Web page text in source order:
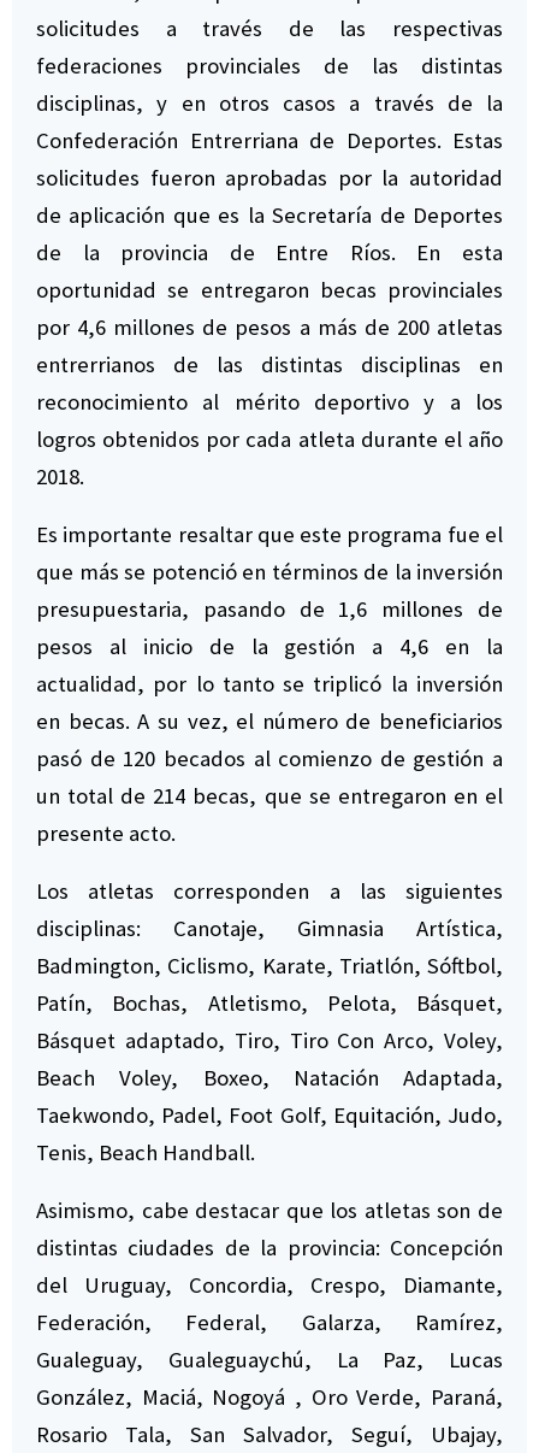
solicitudes a través de las respectivas
federaciones provinciales de las distintas
disciplinas, y en otros casos a través de la
Confederación Entrerriana de Deportes. Estas
solicitudes fueron aprobadas por la autoridad
de aplicación que es la Secretaría de Deportes
de la provincia de Entre Ríos. En esta
oportunidad se entregaron becas provinciales
por 4,6 millones de pesos a más de 200 atletas
entrerrianos de las distintas disciplinas en
reconocimiento al mérito deportivo y a los
logros obtenidos por cada atleta durante el año
2018.
Es importante resaltar que este programa fue el
que más se potenció en términos de la inversión
presupuestaria, pasando de 1,6 millones de
pesos al inicio de la gestión a 4,6 en la
actualidad, por lo tanto se triplicó la inversión
en becas. A su vez, el número de beneficiarios
pasó de 120 becados al comienzo de gestión a
un total de 214 becas, que se entregaron en el
presente acto.
Los atletas corresponden a las siguientes
disciplinas: Canotaje, Gimnasia Artística,
Badmington, Ciclismo, Karate, Triatlón, Sóftbol,
Patín, Bochas, Atletismo, Pelota, Básquet,
Básquet adaptado, Tiro, Tiro Con Arco, Voley,
Beach Voley, Boxeo, Natación Adaptada,
Taekwondo, Padel, Foot Golf, Equitación, Judo,
Tenis, Beach Handball.
Asimismo, cabe destacar que los atletas son de
distintas ciudades de la provincia: Concepción
del Uruguay, Concordia, Crespo, Diamante,
Federación, Federal, Galarza, Ramírez,
Gualeguay, Gualeguaychú, La Paz, Lucas
González, Maciá, Nogoyá , Oro Verde, Paraná,
Rosario Tala, San Salvador, Seguí, Ubajay,